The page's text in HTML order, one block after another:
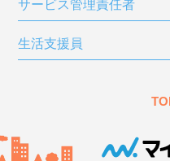
サービス管理責任者
生活支援員